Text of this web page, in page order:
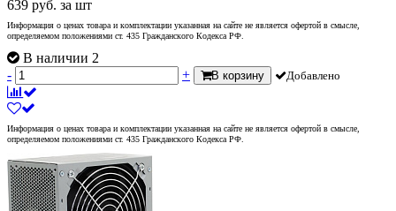
639 руб. за шт
Информация о ценах товара и комплектации указанная на сайте не является офертой в смысле,
определяемом положениями ст. 435 Гражданского Кодекса РФ.
В наличии 2
-
+ В корзину Добавлено
Информация о ценах товара и комплектации указанная на сайте не является офертой в смысле,
определяемом положениями ст. 435 Гражданского Кодекса РФ.